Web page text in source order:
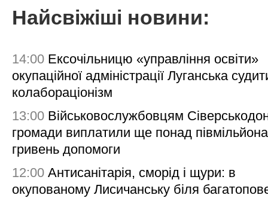
Найсвіжіші новини:
14:00 Ексочільницю «управління освіти»
окупаційної адміністрації Луганська
колабораціонізм
13:00 Військовослужбовцям
громади виплатили ще понад півмільйона
гривень допомоги
12:00 Антисанітарія, сморід і щури: в
окупованому Лисичанську біля